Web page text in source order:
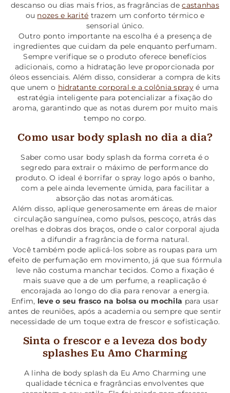
descanso ou dias mais frios, as fragrâncias decastanhas
ou nozes e karité trazem um conforto térmico e
sensorial único.
Outro ponto importante na escolha é a presença de
ingredientes que cuidam da pele enquanto perfumam.
Sempre verifique se o produto oferece benefícios
adicionais, como a hidratação leve proporcionada por
óleos essenciais. Além disso, considerar a compra de kits
que unem o hidratante corporal e a colônia sprayé uma
estratégia inteligente para potencializar a fixação do
aroma, garantindo que as notas durem por muito mais
tempo no corpo.
Como usar body splash no dia a dia?
Saber como usar body splash da forma correta é o
segredo para extrair o máximo de performance do
produto. O ideal é borrifar o spray logo após o banho,
com a pele ainda levemente úmida, para facilitar a
absorção das notas aromáticas.
Além disso, aplique generosamente em áreas de maior
circulação sanguínea, como pulsos, pescoço, atrás das
orelhas e dobras dos braços, onde o calor corporal ajuda
a difundir a fragrância de forma natural.
Você também pode aplicá-los sobre as roupas para um
efeito de perfumação em movimento, já que sua fórmula
leve não costuma manchar tecidos. Como a fixação é
mais suave que a de um perfume, a reaplicação é
encorajada ao longo do dia para renovar a energia.
Enfim, leve o seu frasco na bolsa ou mochila para usar
antes de reuniões, após a academia ou sempre que sentir
necessidade de um toque extra de frescor e sofisticação.
Sinta o frescor e a leveza dos body
splashes Eu Amo Charming
A linha de body splash da Eu Amo Charming une
qualidade técnica e fragrâncias envolventes que